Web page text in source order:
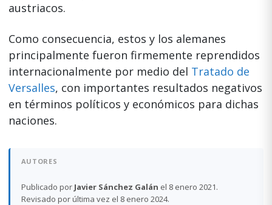
austriacos.
Como consecuencia, estos y los alemanes
principalmente fueron firmemente reprendidos
internacionalmente por medio del Tratado de
Versalles, con importantes resultados negativos
en términos políticos y económicos para dichas
naciones.
AUTORES
Publicado por Javier Sánchez Galán el 8 enero 2021.
Revisado por última vez el 8 enero 2024.